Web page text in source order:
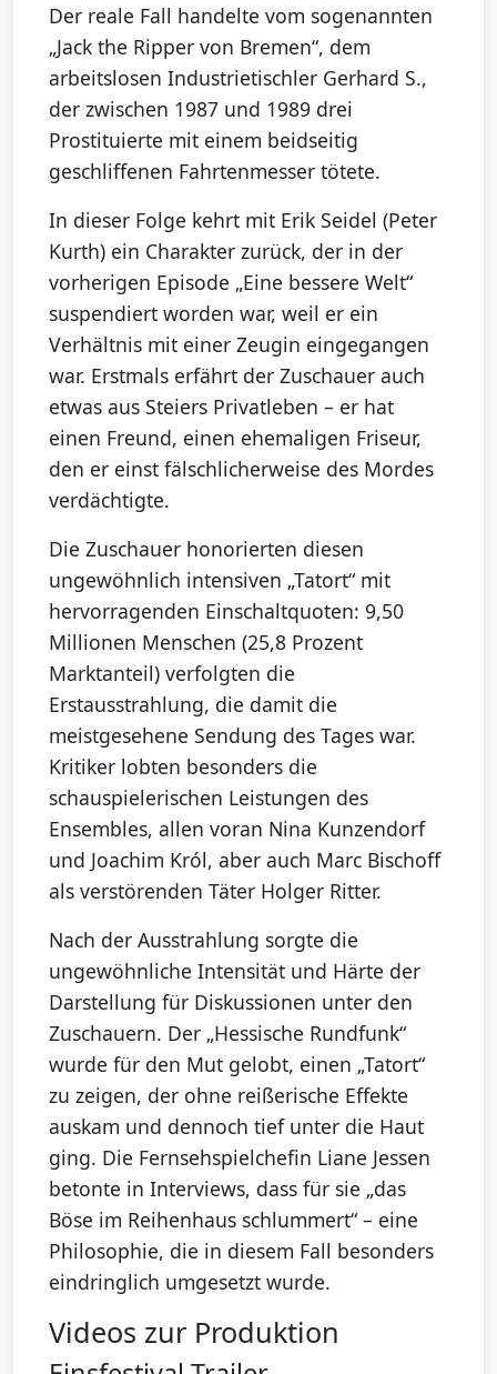
Der reale Fall handelte vom sogenannten
„Jack the Ripper von Bremen“, dem
arbeitslosen Industrietischler Gerhard S.,
der zwischen 1987 und 1989 drei
Prostituierte mit einem beidseitig
geschliffenen Fahrtenmesser tötete.
In dieser Folge kehrt mit Erik Seidel (Peter
Kurth) ein Charakter zurück, der in der
vorherigen Episode „Eine bessere Welt“
suspendiert worden war, weil er ein
Verhältnis mit einer Zeugin eingegangen
war. Erstmals erfährt der Zuschauer auch
etwas aus Steiers Privatleben – er hat
einen Freund, einen ehemaligen Friseur,
den er einst fälschlicherweise des Mordes
verdächtigte.
Die Zuschauer honorierten diesen
ungewöhnlich intensiven „Tatort“ mit
hervorragenden Einschaltquoten: 9,50
Millionen Menschen (25,8 Prozent
Marktanteil) verfolgten die
Erstausstrahlung, die damit die
meistgesehene Sendung des Tages war.
Kritiker lobten besonders die
schauspielerischen Leistungen des
Ensembles, allen voran Nina Kunzendorf
und Joachim Król, aber auch Marc Bischoff
als verstörenden Täter Holger Ritter.
Nach der Ausstrahlung sorgte die
ungewöhnliche Intensität und Härte der
Darstellung für Diskussionen unter den
Zuschauern. Der „Hessische Rundfunk“
wurde für den Mut gelobt, einen „Tatort“
zu zeigen, der ohne reißerische Effekte
auskam und dennoch tief unter die Haut
ging. Die Fernsehspielchefin Liane Jessen
betonte in Interviews, dass für sie „das
Böse im Reihenhaus schlummert“ – eine
Philosophie, die in diesem Fall besonders
eindringlich umgesetzt wurde.
Videos zur Produktion